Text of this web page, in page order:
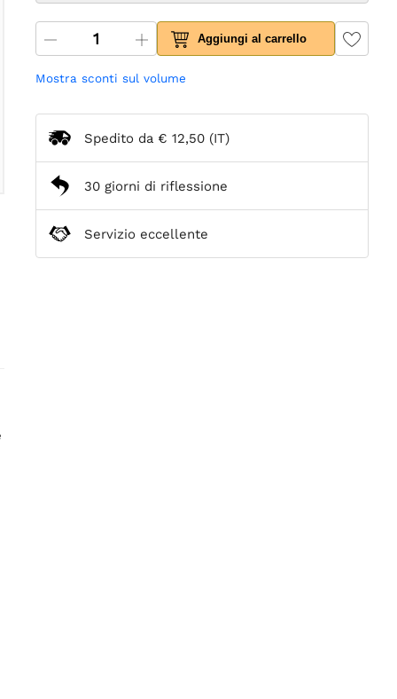
Aggiungi al carrello
Mostra sconti sul volume
Spedito da € 12,50 (IT)
30 giorni di riflessione
Servizio eccellente